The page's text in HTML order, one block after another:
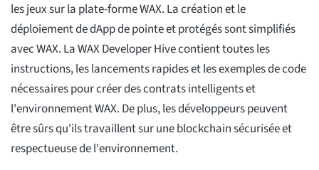
les jeux sur la plate-forme WAX. La création et le
déploiement de dApp de pointe et protégés sont simplifiés
avec WAX. La WAX Developer Hive contient toutes les
instructions, les lancements rapides et les exemples de code
nécessaires pour créer des contrats intelligents et
l'environnement WAX. De plus, les développeurs peuvent
être sûrs qu'ils travaillent sur une blockchain sécurisée et
respectueuse de l'environnement.